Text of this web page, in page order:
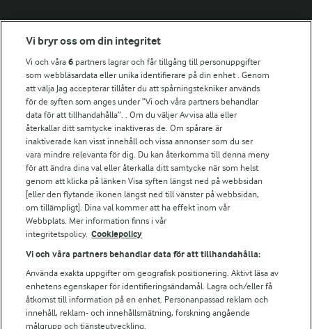
Fler Arlasajter
För ägare
Arlas kundportal
Arla.com
Falbygdens Ost
Arla webbshop
Bildbank
Följ oss
Vi bryr oss om din integritet
Vi och våra6 partners lagrar och får tillgång till personuppgifter
som webbläsardata eller unika identifierare på din enhet . Genom
att välja Jag accepterar tillåter du att spårningstekniker används
för de syften som anges under ”Vi och våra partners behandlar
data för att tillhandahålla”. . Om du väljer Avvisa alla eller
återkallar ditt samtycke inaktiveras de. Om spårare är
inaktiverade kan visst innehåll och vissa annonser som du ser
vara mindre relevanta för dig. Du kan återkomma till denna meny
för att ändra dina val eller återkalla ditt samtycke när som helst
genom att klicka på länken Visa syften längst ned på webbsidan
[eller den flytande ikonen längst ned till vänster på webbsidan,
om tillämpligt]. Dina val kommer att ha effekt inom vår
Webbplats. Mer information finns i vår
integritetspolicy. Cookiepolicy
Vi och våra partners behandlar data för att tillhandahålla:
Använda exakta uppgifter om geografisk positionering. Aktivt läsa av
enhetens egenskaper för identifieringsändamål. Lagra och/eller få
åtkomst till information på en enhet. Personanpassad reklam och
innehåll, reklam- och innehållsmätning, forskning angående
målgrupp och tjänsteutveckling.